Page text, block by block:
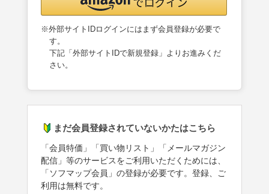
※外部サイトIDログインにはまず会員登録が必要で
す。
下記「外部サイトIDで新規登録」よりお進みくだ
さい。
まだ会員登録されていないかたはこちら
「会員特価」「買い物リスト」「メールマガジン
配信」等のサービスをご利用いただくためには、
「ソフマップ会員」の登録が必要です。登録、ご
利用は無料です。